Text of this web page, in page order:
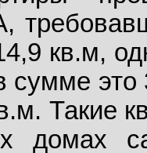
кв.м,
сумме
Такие